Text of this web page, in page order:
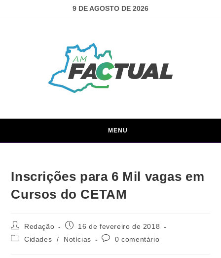
9 DE AGOSTO DE 2026
MENU
Inscrições para 6 Mil vagas em
Cursos do CETAM
Redação
16 de fevereiro de 2018
Cidades
/ Notícias 0 comentário